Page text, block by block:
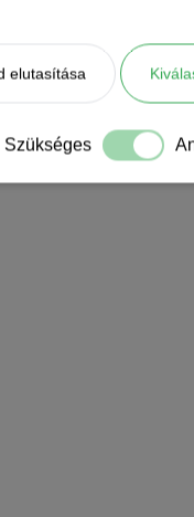
elutasítása
Szükséges